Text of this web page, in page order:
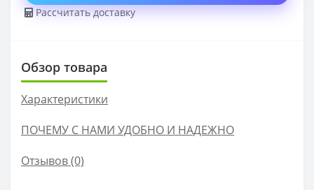
Рассчитать доставку
Обзор товара
Характеристики
ПОЧЕМУ С НАМИ УДОБНО И НАДЕЖНО
Отзывов (0)